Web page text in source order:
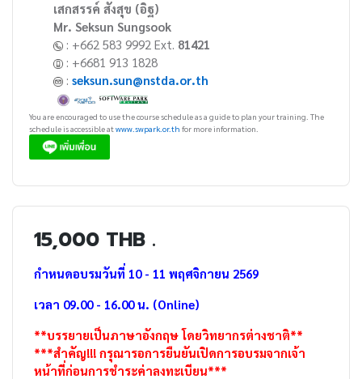
เสกสรรค์ สังสุข (อิฐ)
Mr. Seksun Sungsook
: +662 583 9992 Ext. 81421
: +6681 913 1828
: seksun.sun@nstda.or.th
You are encouraged to use the course schedule as a guide to plan your training. The
schedule is accessible atwww.swpark.or.th for more information.
15,000 THB .
กำหนดอบรมวันที่ 10 - 11 พฤศจิกายน 2569
เวลา 09.00 - 16.00 น. (Online)
**บรรยายเป็นภาษาอังกฤษ โดยวิทยากรต่างชาติ**
***สำคัญ!!! กรุณารอการยืนยันเปิดการอบรมจากเจ้า
หน้าที่ก่อนการชำระค่าลงทะเบียน***